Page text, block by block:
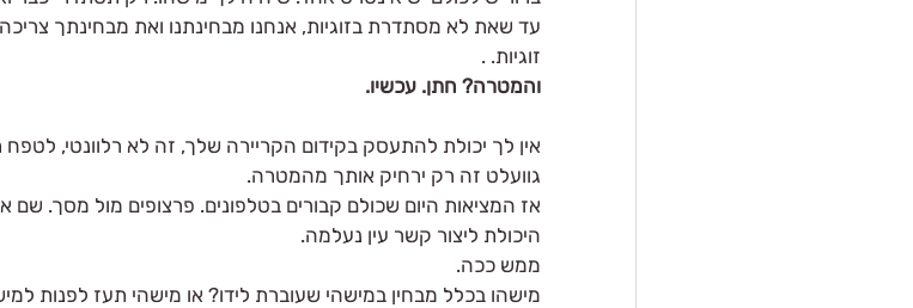
עד שאת לא מסתדרת בזוגיות, אנחנו מבחינתנו ואת מבחינתך
זוגיות. .
והמטרה? חתן. עכשיו.
אין לך יכולת להתעסק בקידום הקריירה שלך, זה לא רלוונטי,
גוועלט זה רק ירחיק אותך מהמטרה.
אז המציאות היום שכולם קבורים בטלפונים. פרצופים מול מסך.
היכולת ליצור קשר עין נעלמה.
ממש ככה.
מישהו בכלל מבחין במישהי שעוברת לידו? או מישהי תעז לפנות